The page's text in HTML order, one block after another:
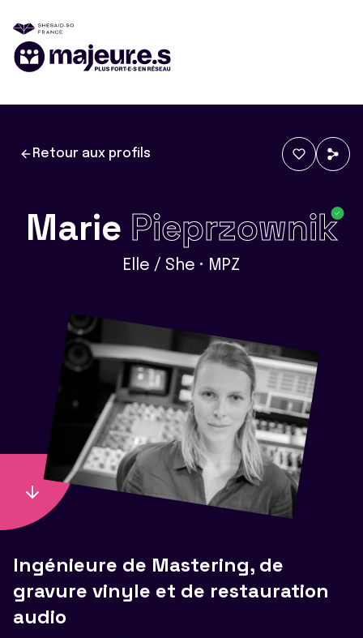
Retour aux profils
Marie Pieprzownik
Elle / She • MPZ
Ingénieure de Mastering, de
gravure vinyle et de restauration
audio